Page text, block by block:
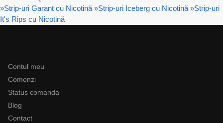
»Strip-uri Garant cu Nicotină »Strip-uri Iceberg cu Nicotină »Strip-uri
It's Rips cu Nicotină
Contul meu
Comenzi
Status comanda
Blog
Contact